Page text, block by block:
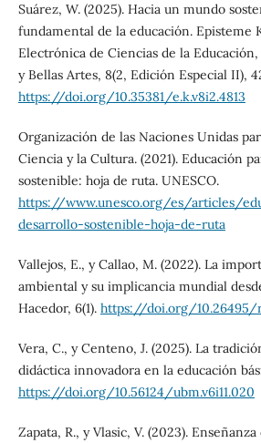
Suárez, W. (2025). Hacia un mundo
fundamental de la educación. Episteme
Electrónica de Ciencias de la
y Bellas Artes, 8(2, Edición Especial II),
https://doi.org/10.35381/e.k.v8i2.4813
Organización de las Naciones Unidas
Ciencia y la Cultura. (2021). Educación
sostenible: hoja de ruta. UNESCO.
https://www.unesco.org/es/articles/
desarrollo-sostenible-hoja-de-ruta
Vallejos, E., y Callao, M. (2022). La
ambiental y su implicancia mundial
Hacedor, 6(1). https://doi.org/10.26495/
Vera, C., y Centeno, J. (2025). La
didáctica innovadora en la educación
https://doi.org/10.56124/ubm.v6i11.020
Zapata, R., y Vlasic, V. (2023).